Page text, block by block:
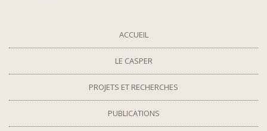
ACCUEIL
LE CASPER
PROJETS ET RECHERCHES
PUBLICATIONS